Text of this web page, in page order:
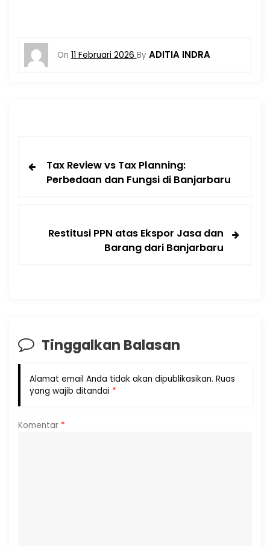
On 11 Februari 2026 By ADITIA INDRA
Tax Review vs Tax Planning:
Perbedaan dan Fungsi di Banjarbaru
Restitusi PPN atas Ekspor Jasa dan
Barang dari Banjarbaru
Tinggalkan Balasan
Alamat email Anda tidak akan dipublikasikan. Ruas
yang wajib ditandai *
Komentar *